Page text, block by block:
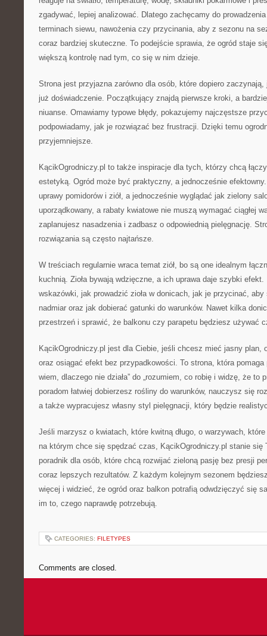
zgadywać, lepiej analizować. Dlatego zachęcamy do
terminach siewu, nawożenia czy przycinania, aby z sezonu na
coraz bardziej skuteczne. To podejście sprawia, że ogród staje
większą kontrolę nad tym, co się w nim dzieje.
Strona jest przyjazna zarówno dla osób, które dopiero
już doświadczenie. Początkujący znajdą pierwsze kroki, a
niuanse. Omawiamy typowe błędy, pokazujemy najczęstsze
podpowiadamy, jak je rozwiązać bez frustracji. Dzięki temu
przyjemniejsze.
KącikOgrodniczy.pl to także inspiracje dla tych, którzy chcą
estetyką. Ogród może być praktyczny, a jednocześnie
uprawy pomidorów i ziół, a jednocześnie wyglądać jak zielony
uporządkowany, a rabaty kwiatowe nie muszą wymagać ciągłej
zaplanujesz nasadzenia i zadbasz o odpowiednią pielęgnację.
rozwiązania są często najtańsze.
W treściach regularnie wraca temat ziół, bo są one idealnym
kuchnią. Zioła bywają wdzięczne, a ich uprawa daje szybki
wskazówki, jak prowadzić zioła w donicach, jak je przycinać,
nadmiar oraz jak dobierać gatunki do warunków. Nawet kilka
przestrzeń i sprawić, że balkonu czy parapetu będziesz używać
KącikOgrodniczy.pl jest dla Ciebie, jeśli chcesz mieć jasny plan,
oraz osiągać efekt bez przypadkowości. To strona, która pomaga
wiem, dlaczego nie działa” do „rozumiem, co robię i widzę, że to
poradom łatwiej dobierzesz rośliny do warunków, nauczysz się
a także wypracujesz własny styl pielęgnacji, który będzie
Jeśli marzysz o kwiatach, które kwitną długo, o warzywach,
na którym chce się spędzać czas, KącikOgrodniczy.pl stanie się
poradnik dla osób, które chcą rozwijać zieloną pasję bez presji
coraz lepszych rezultatów. Z każdym kolejnym sezonem
więcej i widzieć, że ogród oraz balkon potrafią odwdzięczyć się
im to, czego naprawdę potrzebują.
CATEGORIES: FILETYPES
Comments are closed.